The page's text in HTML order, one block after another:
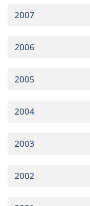
2007
2006
2005
2004
2003
2002